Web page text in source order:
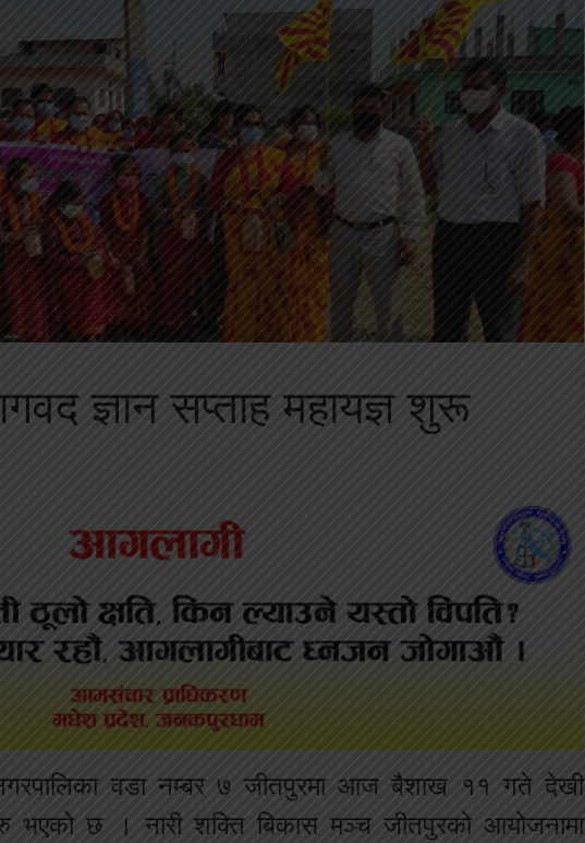
ज्ञान सप्ताह महायज्ञ शुरू
वडा नम्बर ७ जीतपुरमा आज बैशाख ११ गते देखी
शुरु भएको छ । नारी शक्ति बिकास मञ्च जीतपुरको आयोजनामा